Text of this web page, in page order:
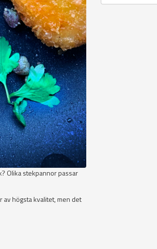
Olika stekpannor passar
av högsta kvalitet, men det